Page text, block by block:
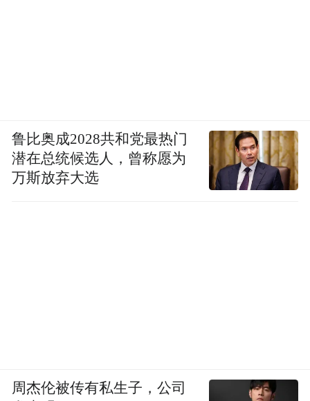
鲁比奥成2028共和党最热门
潜在总统候选人，曾称愿为
万斯放弃大选
周杰伦被传有私生子，公司